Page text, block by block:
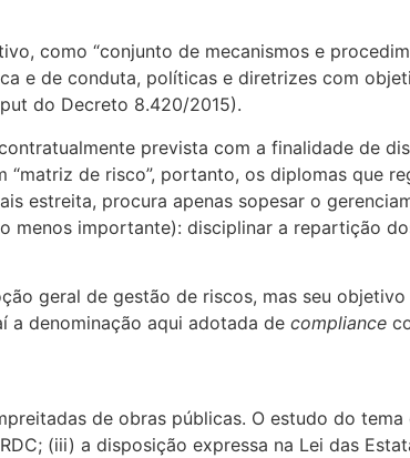
como “conjunto de mecanismos e
e de conduta, políticas e diretrizes com
do Decreto 8.420/2015).
prevista com a finalidade de
de risco”, portanto, os diplomas que
estreita, procura apenas sopesar o
menos importante): disciplinar a repartição
geral de gestão de riscos, mas seu
denominação aqui adotada de compliance
de obras públicas. O estudo do
(iii) a disposição expressa na Lei das